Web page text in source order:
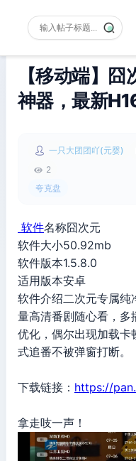
【移动端】
神器，最新
一只大团团吖(元婴)
2
夸克盘
软件名称囧次元
软件大小50.92mb
软件版本1.5.8.0
适用版本安卓
软件介绍二次元专属纯
量高清番剧随心看，多
优化，偶尔出现加载卡
式追番不被弹窗打断。
下载链接： https://
拿走吱一声！